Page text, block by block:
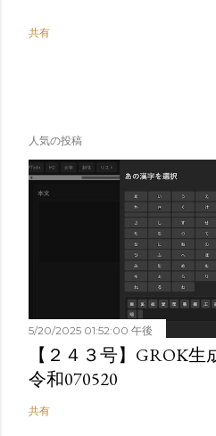
共有
人気の投稿
5/20/2025 01:52:00 午後
【２４３号】GROK
令和070520
共有